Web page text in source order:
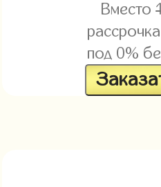
Вместо
рассрочка
под 0%